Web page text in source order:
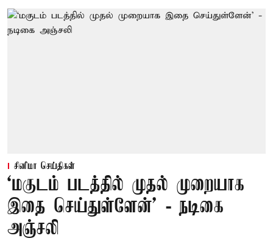
சினிமா செய்திகள்
‘மகுடம் படத்தில் முதல் முறையாக
இதை செய்துள்ளேன்’ - நடிகை
அஞ்சலி